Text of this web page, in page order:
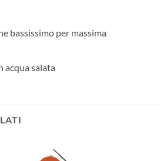
bassissimo per massima
acqua salata